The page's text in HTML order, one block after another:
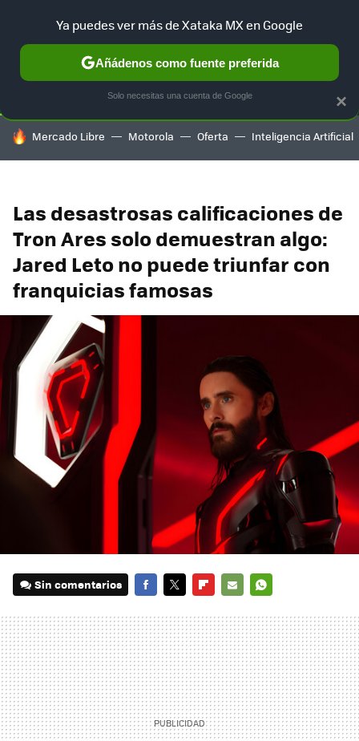
SELECCIÓN GAMING HOME AUTO TERRITORIO
HOY SE HABLA DE
Mercado Libre Motorola Oferta Inteligencia Artificial
Las desastrosas calificaciones de
Tron Ares solo demuestran algo:
Jared Leto no puede triunfar con
franquicias famosas
Sin comentarios
MAIL
×
Ya puedes ver más de Xataka MX en Google
Añádenos como fuente preferida
Solo necesitas una cuenta de Google